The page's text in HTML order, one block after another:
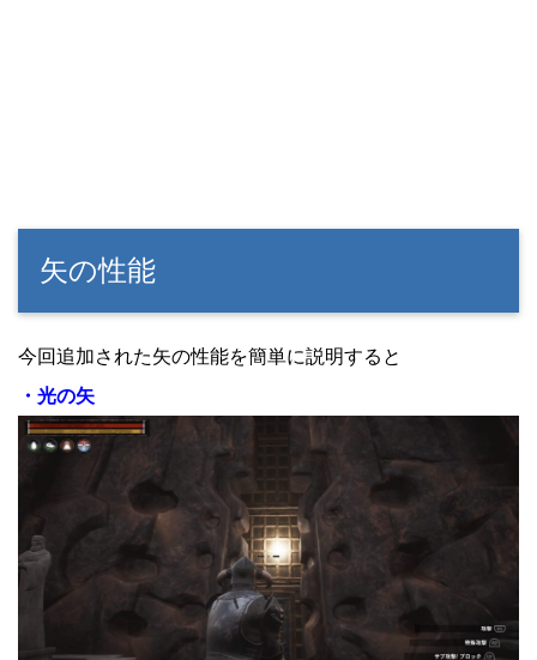
矢の性能
今回追加された矢の性能を簡単に説明すると
・光の矢